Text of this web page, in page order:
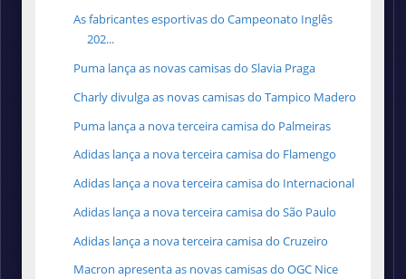
As fabricantes esportivas do Campeonato Inglês
202...
Puma lança as novas camisas do Slavia Praga
Charly divulga as novas camisas do Tampico Madero
Puma lança a nova terceira camisa do Palmeiras
Adidas lança a nova terceira camisa do Flamengo
Adidas lança a nova terceira camisa do Internacional
Adidas lança a nova terceira camisa do São Paulo
Adidas lança a nova terceira camisa do Cruzeiro
Macron apresenta as novas camisas do OGC Nice